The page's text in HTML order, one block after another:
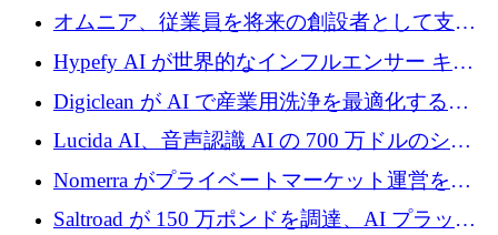
ルの資金を調達、ロンドン事務所を開設
オムニア、従業員を将来の創設者として支援
するために Firedrop でファンドを立ち上げる
Hypefy AI が世界的なインフルエンサー キャ
ンペーンを自動化するためにシリーズ A で
720 万ドルを調達
Digiclean が AI で産業用洗浄を最適化するた
めに 250 万ユーロを調達
Lucida AI、音声認識 AI の 700 万ドルのシー
ドラウンドを終了
Nomerra がプライベートマーケット運営を自
動化するために 200 万ドルを調達
Saltroad が 150 万ポンドを調達、AI プラット